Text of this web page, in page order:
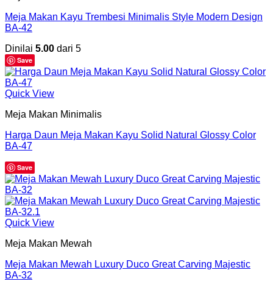
Meja Makan Kayu Trembesi Minimalis Style Modern Design
BA-42
Dinilai 5.00 dari 5
Save
Quick View
Meja Makan Minimalis
Harga Daun Meja Makan Kayu Solid Natural Glossy Color
BA-47
Save
Quick View
Meja Makan Mewah
Meja Makan Mewah Luxury Duco Great Carving Majestic
BA-32